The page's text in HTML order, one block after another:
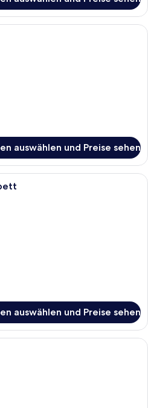
Ein Balkon mit schwarzem
auswählen und Preise sehen
Ein Hotelzimmer mit einem Bett,
auswählen und Preise sehen
Ein Hotelzimmer mit